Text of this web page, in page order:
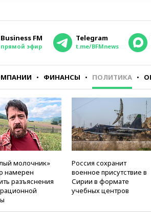
Business FM
прямой эфир
Telegram
t.me/BFMnews
ФИНАНСЫ ПОЛИТИКА
молочник»
намерен
разъяснения
Россия сохранит
военное присутствие в
Сирии в формате
учебных центров